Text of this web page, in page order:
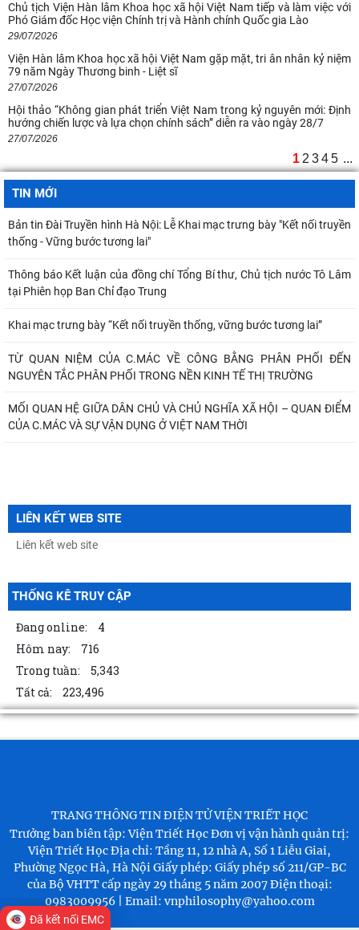
Chủ tịch Viện Hàn lâm Khoa học xã hội Việt Nam tiếp và làm việc với
Phó Giám đốc Học viện Chính trị và Hành chính Quốc gia Lào
29/07/2026
Viện Hàn lâm Khoa học xã hội Việt Nam gặp mặt, tri ân nhân kỷ niệm
79 năm Ngày Thương binh - Liệt sĩ
27/07/2026
Hội thảo “Không gian phát triển Việt Nam trong kỷ nguyên mới: Định
hướng chiến lược và lựa chọn chính sách” diễn ra vào ngày 28/7
27/07/2026
1 2 345 ...
TIN MỚI
Quan điểm của Chủ tịch Hồ Chí Minh về lợi ích, nguyên tắc, bản chất,
cách tổ chức và quản lý của
Kế hoạch hành động 100 ngày tập trung xử lý các điểm nghẽn về
chuyển đổi số trong các cơ quan Đảng
Hội thảo khoa học quốc tế: “Nền kinh tế độc lập, tự chủ: Sáng kiến của
Cộng hòa Dân chủ Nhân dân
Chủ tịch Viện Hàn lâm Khoa học xã hội Việt Nam thăm và làm việc tại
Viện Khoa học Kinh tế và Xã hội
Bản tin Đài Truyền hình Hà Nội: Lễ Khai mạc trưng bày "Kết nối truyền
thống - Vững bước tương lai"
Thông báo Kết luận của đồng chí Tổng Bí thư, Chủ tịch nước Tô Lâm
tại Phiên họp Ban Chỉ đạo Trung
Khai mạc trưng bày “Kết nối truyền thống, vững bước tương lai”
TỪ QUAN NIỆM CỦA C.MÁC VỀ CÔNG BẰNG PHÂN PHỐI ĐẾN
NGUYÊN TẮC PHÂN PHỐI TRONG NỀN KINH TẾ THỊ TRƯỜNG
MỐI QUAN HỆ GIỮA DÂN CHỦ VÀ CHỦ NGHĨA XÃ HỘI – QUAN ĐIỂM
CỦA C.MÁC VÀ SỰ VẬN DỤNG Ở VIỆT NAM THỜI
LIÊN KẾT WEB SITE
THỐNG KÊ TRUY CẬP
Đang online:
4
Hôm nay:
716
Trong tuần:
5,343
Tất cả:
223,496
TRANG THÔNG TIN ĐIỆN TỬ VIỆN TRIẾT HỌC
Trưởng ban biên tập: Viện Triết HọcĐơn vị vận hành quản trị:
Viện Triết HọcĐịa chỉ: Tầng 11, 12 nhà A, Số 1 Liễu Giai,
Phường Ngọc Hà, Hà NộiGiấy phép: Giấy phép số 211/GP-BC
của Bộ VHTT cấp ngày 29 tháng 5 năm 2007Điện thoại:
0983009956 | Email: vnphilosophy@yahoo.com
Đã kết nối EMC